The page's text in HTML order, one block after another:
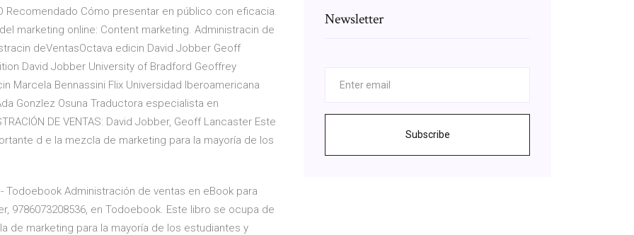
Recomendado Cómo presentar en público con eficacia.
marketing online: Content marketing. Administracin de
deVentasOctava edicin David Jobber Geoff
David Jobber University of Bradford Geoffrey
Marcela Bennassini Flix Universidad Iberoamericana
Gonzlez Osuna Traductora especialista en
DE VENTAS: David Jobber, Geoff Lancaster Este
d e la mezcla de marketing para la mayoría de los
Administración de ventas en eBook para
9786073208536, en Todoebook. Este libro se ocupa de
de marketing para la mayoría de los estudiantes y
Newsletter
Subscribe